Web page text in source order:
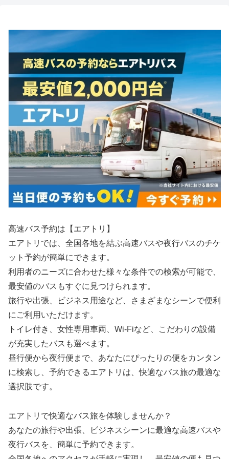
高速バス予約は【エアトリ】
エアトリでは、全国各地を結ぶ高速バスや夜行バスのチケ
ット予約が簡単にできます。
利用者のニーズに合わせた様々な条件での検索が可能で、
最安値のバスもすぐに見つけられます。
旅行や出張、ビジネス用途など、さまざまなシーンで便利
にご利用いただけます。
トイレ付き、女性専用車両、Wi-Fiなど、こだわりの設備
が充実したバスも選べます。
昼行便から夜行便まで、あなたにぴったりの便をカンタン
に検索し、予約できるエアトリは、快適なバス旅の最適な
選択肢です。
エアトリで快適なバス旅を体験しませんか？
あなたの旅行や出張、ビジネスシーンに最適な高速バスや
夜行バスを、簡単に予約できます。